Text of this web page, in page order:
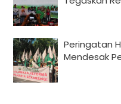
Peringatan
Mendesak